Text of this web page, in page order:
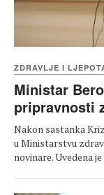
ZDRAVLJE I
Ministar
pripravnosti
Nakon sastanka
u Ministarstvu
novinare. Uvedena